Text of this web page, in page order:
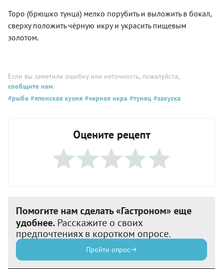
Торо (брюшко тунца) мелко порубить и выложить в бокал,
сверху положить чёрную икру и украсить пищевым
золотом.
Если вы заметили ошибку или неточность, пожалуйста,
сообщите нам.
#рыба #японская кухня #черная икра #тунец #закуска
Оцените рецепт
Помогите нам сделать «Гастроном» еще
удобнее. Расскажите о своих
предпочтениях в коротком опросе.
Пройти опрос